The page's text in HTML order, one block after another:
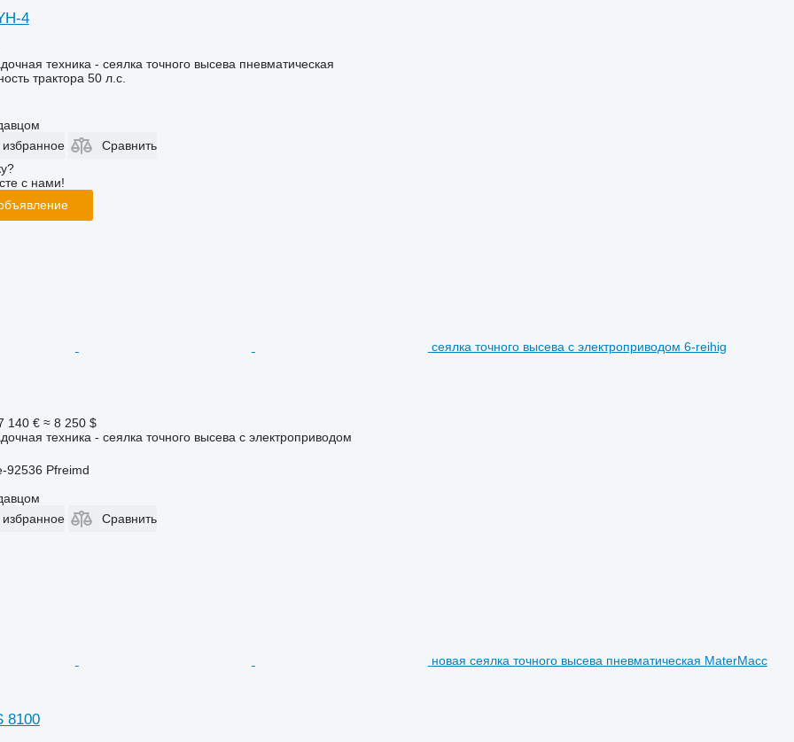
4
техника - сеялка точного высева пневматическая
трактора 50 л.с.
избранное
Сравнить
с нами!
сеялка точного высева с электроприводом 6-reihig
140 € ≈ 8 250 $
техника - сеялка точного высева с электроприводом
92536 Pfreimd
избранное
Сравнить
новая сеялка точного высева пневматическая MaterMacc
8100